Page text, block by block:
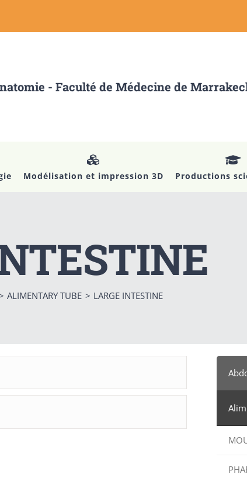
- Faculté de Médecine de
Modélisation et impression 3D Productions
ALIMENTARY TUBE LARGE INTESTINE